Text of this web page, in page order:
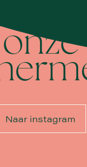
onze
Naar instagram